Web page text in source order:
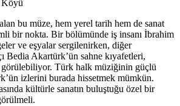
bu müze, hem yerel tarih hem de sanat
bir nokta. Bir bölümünde iş insanı İbrahim
ve eşyalar sergilenirken, diğer
Bedia Akartürk’ün sahne kıyafetleri,
Türk halk müziğinin güçlü
izlerini burada hissetmek mümkün.
kültürle sanatın buluştuğu özel bir